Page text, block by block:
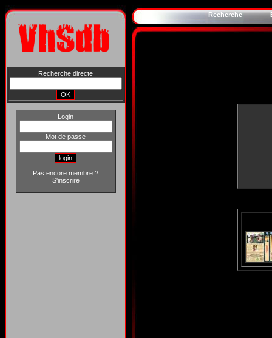
Recherche directe
Login
Mot de passe
Pas encore membre ?
S'inscrire
Recherche